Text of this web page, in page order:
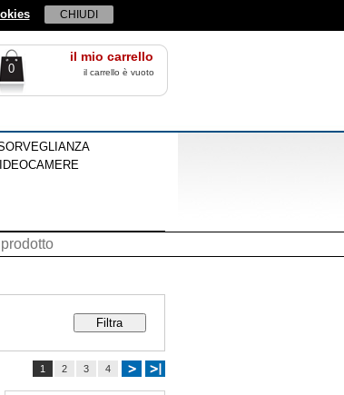
CHIUDI
il mio carrello
0 il carrello è vuoto
1 2 3 4